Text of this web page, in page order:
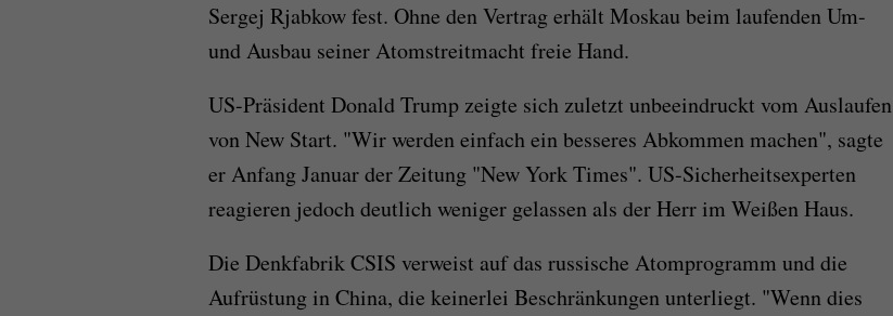
Sergej Rjabkow fest. Ohne den Vertrag erhält Moskau beim laufenden Um-
und Ausbau seiner Atomstreitmacht freie Hand.
US-Präsident Donald Trump zeigte sich zuletzt unbeeindruckt vom Auslaufen
von New Start. "Wir werden einfach ein besseres Abkommen machen", sagte
er Anfang Januar der Zeitung "New York Times". US-Sicherheitsexperten
reagieren jedoch deutlich weniger gelassen als der Herr im Weißen Haus.
Die Denkfabrik CSIS verweist auf das russische Atomprogramm und die
Aufrüstung in China, die keinerlei Beschränkungen unterliegt. "Wenn dies